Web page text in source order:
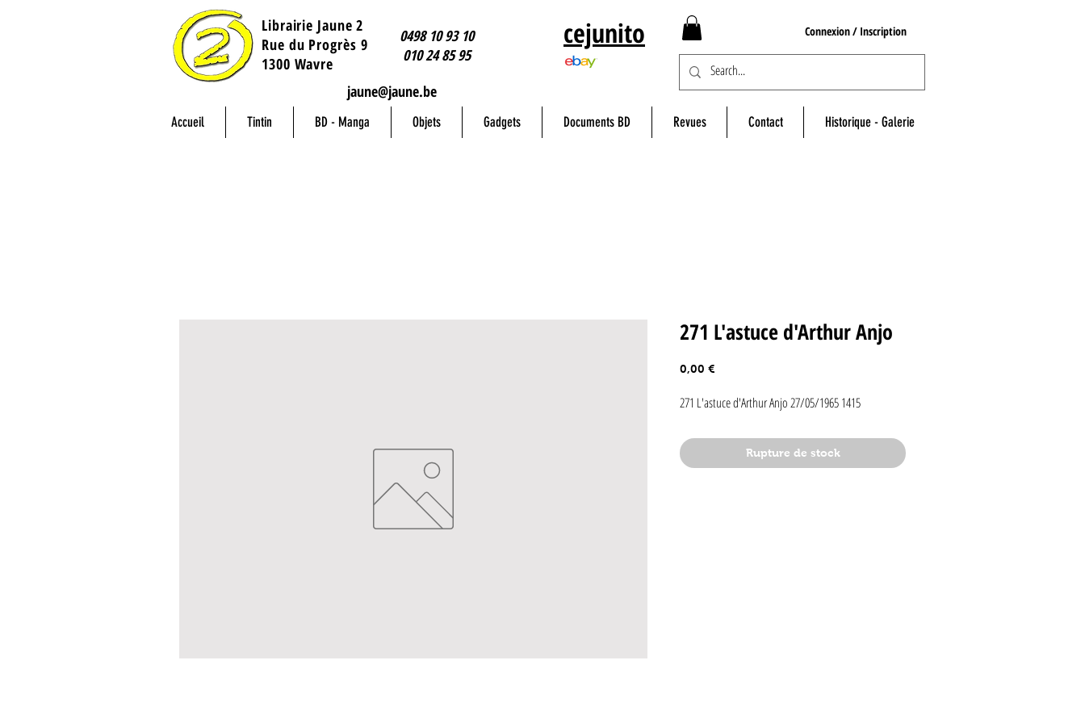
Librairie Jaune 2
​Rue du Progrès 9
1300 Wavre
0498 10 93 10
010 24 85 95
jaune@jaune.be
cejunito Connexion / Inscription
Accueil Tintin BD - Manga Objets Gadgets Documents BD Revues Contact Historique - Galerie
271 L'astuce d'Arthur Anjo
0,00 €
271 L'astuce d'Arthur Anjo 27/05/1965 1415
Rupture de stock